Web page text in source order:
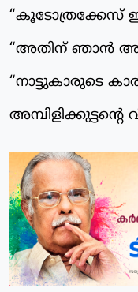
“കൂടോത്രക്കേസ്
“അതിന് ഞാൻ
“നാട്ടുകാരുടെ
അമ്പിളിക്കുട്ടന്റെ